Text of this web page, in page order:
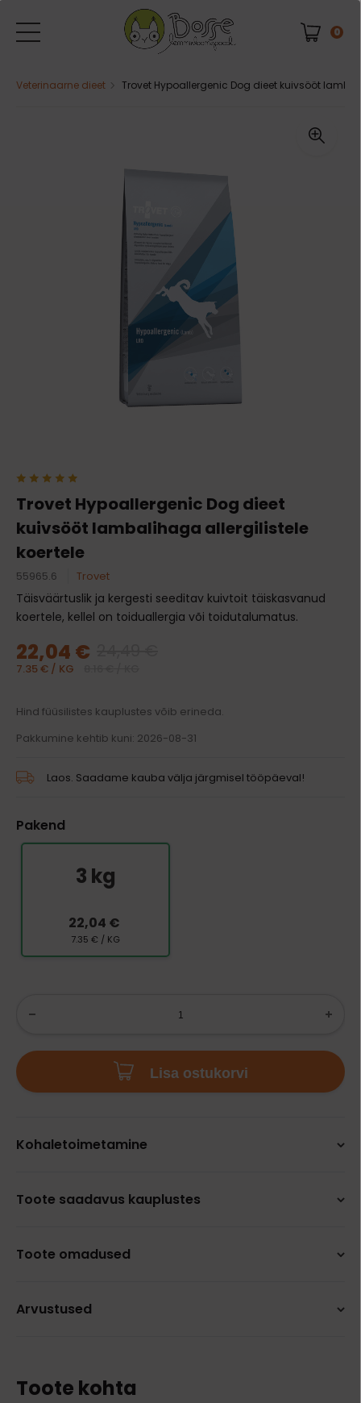
0
Veterinaarne dieet Trovet Hypoallergenic Dog dieet kuivsööt
Trovet Hypoallergenic Dog dieet
kuivsööt lambalihaga allergilistele
koertele
55965.6 Trovet
Täisväärtuslik ja kergesti seeditav kuivtoit täiskasvanud
koertele, kellel on toiduallergia või toidutalumatus.
22,04 €
7.35 € / KG
Hind füüsilistes kauplustes võib erineda.
Pakkumine kehtib kuni: 2026-08-31
Laos. Saadame kauba välja järgmisel tööpäeval!
Pakend
3 kg
22,04 €
7.35 € / KG
Lisa ostukorvi
Kohaletoimetamine
Toote saadavus kauplustes
Toote omadused
Arvustused
Toote kohta